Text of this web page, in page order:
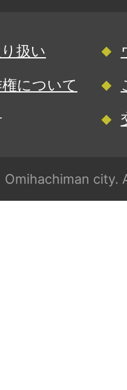
扱い
について
city.